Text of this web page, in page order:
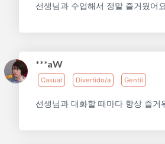
선생님과 수업해서 정말 즐거웠어
***aW
Casual Divertido/a Gentil
선생님과 대화할 때마다 항상 즐거